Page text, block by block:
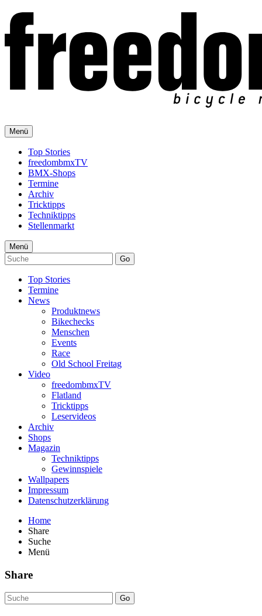
Menü
Top Stories
freedombmxTV
BMX-Shops
Termine
Archiv
Tricktipps
Techniktipps
Stellenmarkt
Menü
Go
Top Stories
Termine
News
Produktnews
Bikechecks
Menschen
Events
Race
Old School Freitag
Video
freedombmxTV
Flatland
Tricktipps
Leservideos
Archiv
Shops
Magazin
Techniktipps
Gewinnspiele
Wallpapers
Impressum
Datenschutzerklärung
Home
Share
Suche
Menü
Share
Go